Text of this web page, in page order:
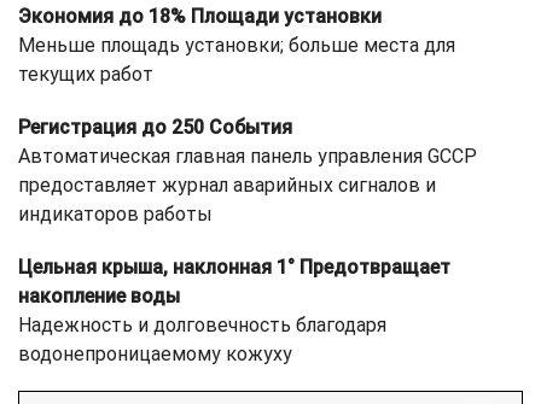
Экономия до 18% Площади установки
Меньше площадь установки; больше места для
текущих работ
Регистрация до 250 События
Автоматическая главная панель управления GCCP
предоставляет журнал аварийных сигналов и
индикаторов работы
Цельная крыша, наклонная 1° Предотвращает
накопление воды
Надежность и долговечность благодаря
водонепроницаемому кожуху